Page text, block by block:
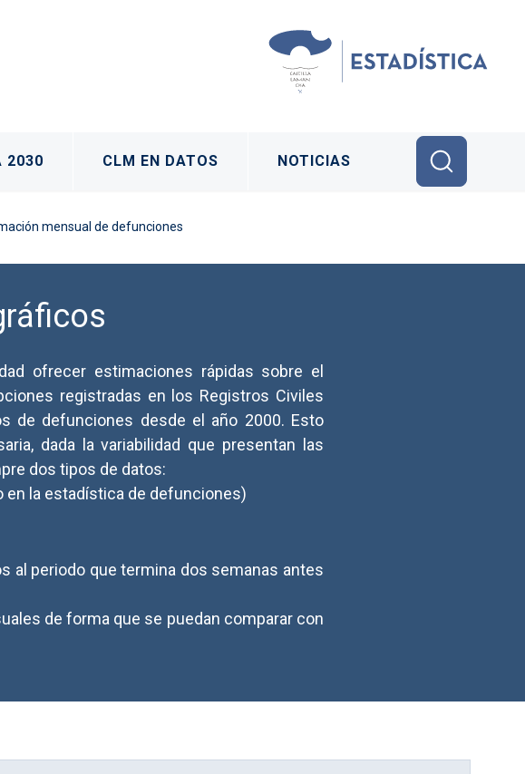
2030 CLM EN DATOS NOTICIAS
mensual de defunciones
ofrecer estimaciones rápidas sobre el
registradas en los Registros Civiles
de defunciones desde el año 2000. Esto
dada la variabilidad que presentan las
dos tipos de datos:
la estadística de defunciones)
al periodo que termina dos semanas antes
de forma que se puedan comparar con